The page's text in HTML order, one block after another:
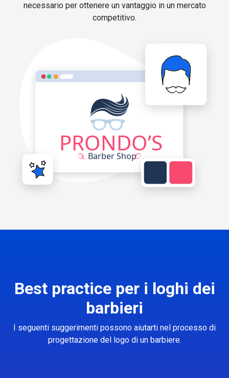
necessario per ottenere un vantaggio in un mercato
competitivo.
Best practice per i loghi dei
barbieri
I seguenti suggerimenti possono aiutarti nel processo di
progettazione del logo di un barbiere.